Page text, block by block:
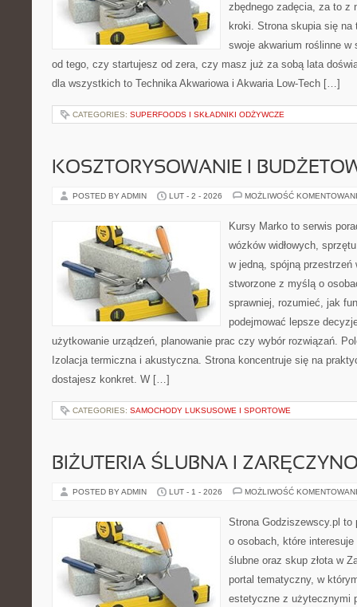
zbędnego zadęcia, za to z
kroki. Strona skupia się na
swoje akwarium roślinne w
od tego, czy startujesz od zera, czy masz już za sobą lata
dla wszystkich to Technika Akwariowa i Akwaria Low-Tech […]
CATEGORIES: SUPERFOODS I SKŁADNIKI ODŻYWCZE
KOSZTORYSOWANIE I
POSTED BY ADMIN LUT - 2 - 2026 MOŻLIWOŚĆ
Kursy Marko to serwis
wózków widłowych,
w jedną, spójną przestrzeń
stworzone z myślą o
sprawniej, rozumieć, jak
podejmować lepsze
użytkowanie urządzeń, planowanie prac czy wybór rozwiązań.
Izolacja termiczna i akustyczna. Strona koncentruje się na
dostajesz konkret. W […]
CATEGORIES: SAMOCHODY LUKSUSOWE I SPORTOWE
BIŻUTERIA ŚLUBNA I
POSTED BY ADMIN LUT - 1 - 2026 MOŻLIWOŚĆ
Strona Godziszewscy.pl
o osobach, które
ślubne oraz skup złota w
portal tematyczny, w
estetyczne z użytecznymi